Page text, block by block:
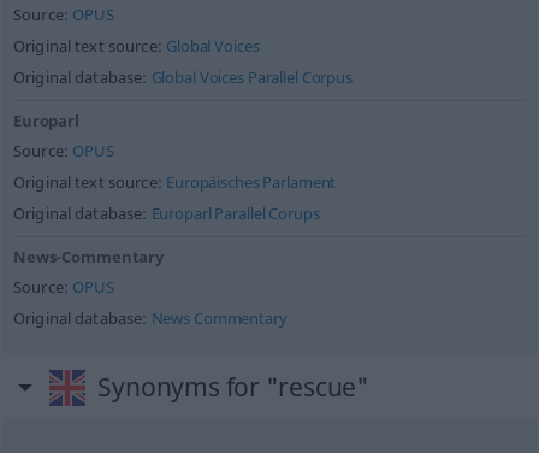
Source: OPUS
Original text source: Global Voices
Original database: Global Voices Parallel Corpus
Europarl
Source: OPUS
Original text source: Europäisches Parlament
Original database: Europarl Parallel Corups
News-Commentary
Source: OPUS
Original database: News Commentary
Synonyms for "rescue"